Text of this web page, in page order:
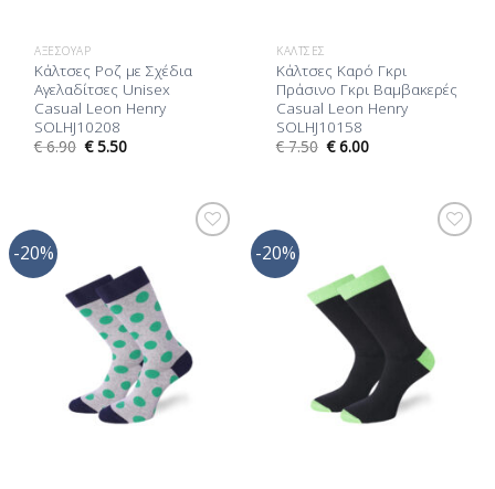
ΑΞΕΣΟΥΆΡ
Κάλτσες Ροζ με Σχέδια
Αγελαδίτσες Unisex
Casual Leon Henry
SOLHJ10208
€6.90 €5.50
ΚΆΛΤΣΕΣ
Κάλτσες Καρό Γκρι
Πράσινο Γκρι Βαμβακερές
Casual Leon Henry
SOLHJ10158
€7.50 €6.00
-20% -20%